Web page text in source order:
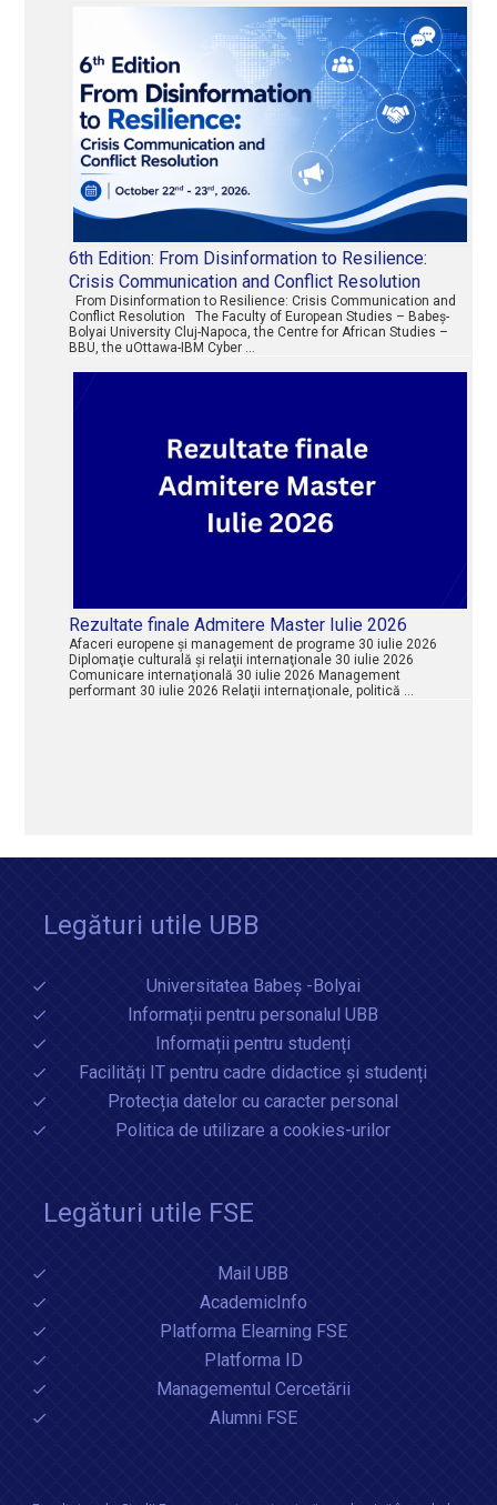
6th Edition: From Disinformation to Resilience:
Crisis Communication and Conflict Resolution
From Disinformation to Resilience: Crisis Communication and
Conflict Resolution The Faculty of European Studies – Babeș-
Bolyai University Cluj-Napoca, the Centre for African Studies –
BBU, the uOttawa-IBM Cyber …
Rezultate finale Admitere Master Iulie 2026
Afaceri europene şi management de programe 30 iulie 2026
Diplomaţie culturală şi relaţii internaţionale 30 iulie 2026
Comunicare internaţională 30 iulie 2026 Management
performant 30 iulie 2026 Relaţii internaţionale, politică …
Legături utile UBB
Universitatea Babeș -Bolyai
Informații pentru personalul UBB
Informații pentru studenți
Facilități IT pentru cadre didactice și studenți
Protecția datelor cu caracter personal
Politica de utilizare a cookies-urilor
Legături utile FSE
Mail UBB
AcademicInfo
Platforma Elearning FSE
Platforma ID
Managementul Cercetării
Alumni FSE